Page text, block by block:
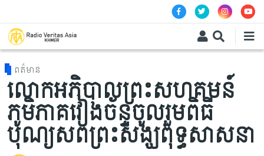
ពត៌មាន
លោកអភិបាលព្រះសហគមន៍
ភូមិភាគវៀងច័ន្ទចូលរួមពិធី
បុណ្យសពព្រះសង្ឃពុទ្ធសាសនា